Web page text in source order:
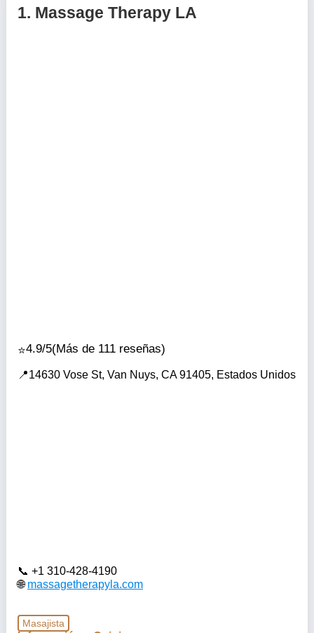
+1 310-428-4190
massagetherapyla.com
1. Massage Therapy LA
4.9/5(Más de 111 reseñas)
14630 Vose St, Van Nuys, CA 91405, Estados Unidos
Masajista